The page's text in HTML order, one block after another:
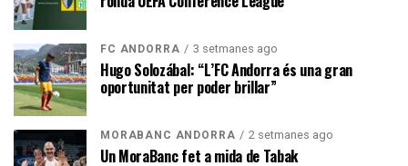
FC ANDORRA 3 setmanes ago
Hugo Solozábal: “L’FC Andorra és una gran
oportunitat per poder brillar”
MORABANC ANDORRA 2 setmanes ago
Un MoraBanc fet a mida de Tabak